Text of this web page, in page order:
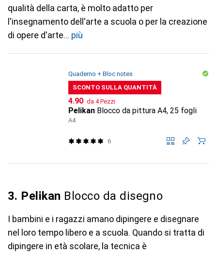
qualità della carta, è molto adatto per
l'insegnamento dell'arte a scuola o per la creazione
di opere d'arte
più
Quaderno + Bloc notes
SCONTO SULLA QUANTITÀ
CHF
4.90 da 4 Pezzi
Pelikan Blocco da pittura A4, 25 fogli
A4
6
3. Pelikan Blocco da disegno
I bambini e i ragazzi amano dipingere e disegnare
nel loro tempo libero e a scuola. Quando si tratta di
dipingere in età scolare, la tecnica è